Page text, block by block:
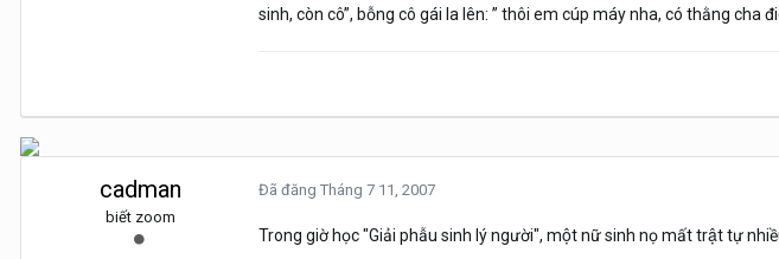
sinh, còn cô”, bỗng cô gái la lên: ” thôi em cúp máy nha, có thằng cha
cadman
biết zoom
Đã đăng Tháng 7 11, 2007
Trong giờ học "Giải phẫu sinh lý người", một nữ sinh nọ mất trật tự